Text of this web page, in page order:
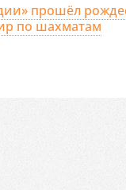
прошёл
по шахматам